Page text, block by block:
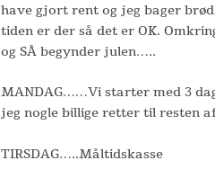
have gjort rent og jeg bager
tiden er der så det er OK.
og SÅ begynder julen…..
MANDAG……Vi starter med 3
jeg nogle billige retter til resten
TIRSDAG…..Måltidskasse